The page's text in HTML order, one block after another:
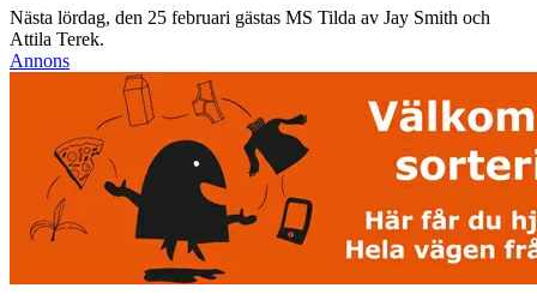
Nästa lördag, den 25 februari gästas MS Tilda av Jay Smith och
Attila Terek.
Annons